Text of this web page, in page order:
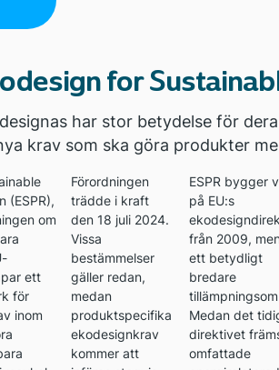
for
har stor betydelse för
krav som ska göra produkter
(ESPR),
om
ett
för
inom
Förordningen
trädde i kraft
den 18 juli 2024.
Vissa
bestämmelser
gäller redan,
medan
produktspecifika
ekodesignkrav
kommer att
ESPR bygger
på EU:s
från 2009,
ett betydligt
bredare
Medan det
direktivet
omfattade